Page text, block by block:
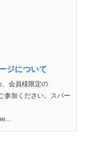
ジについて
、会員様限定の
参加ください。スパー